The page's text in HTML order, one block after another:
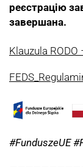
реєстрацію
завершана.
Klauzula
#FunduszeUE